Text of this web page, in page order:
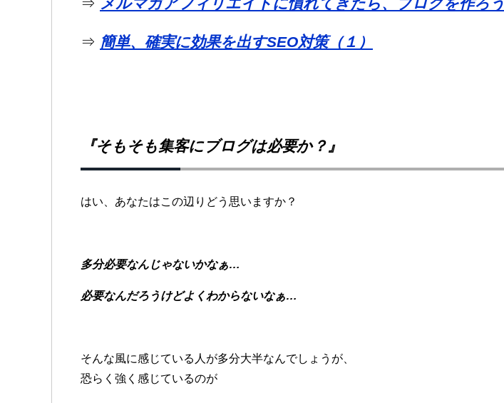
⇒ メルマガアフィリエイトに慣れてきたら、ブログを作ろう
⇒ 簡単、確実に効果を出すSEO対策（１）
『そもそも集客にブログは必要か？』
はい、あなたはこの辺りどう思いますか？
多分必要なんじゃないかなぁ…
必要なんだろうけどよくわからないなぁ…
そんな風に感じている人が多分大半なんでしょうが、
恐らく強く感じているのが